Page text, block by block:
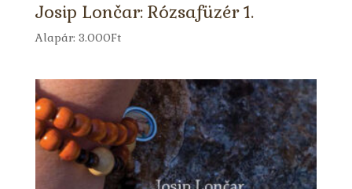
Josip Lončar: Rózsafüzér 1.
Alapár: 3.000Ft